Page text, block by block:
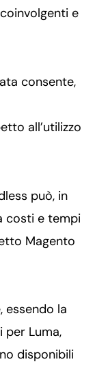
e
consente,
all’utilizzo
può, in
costi e tempi
Magento
la
Luma,
disponibili